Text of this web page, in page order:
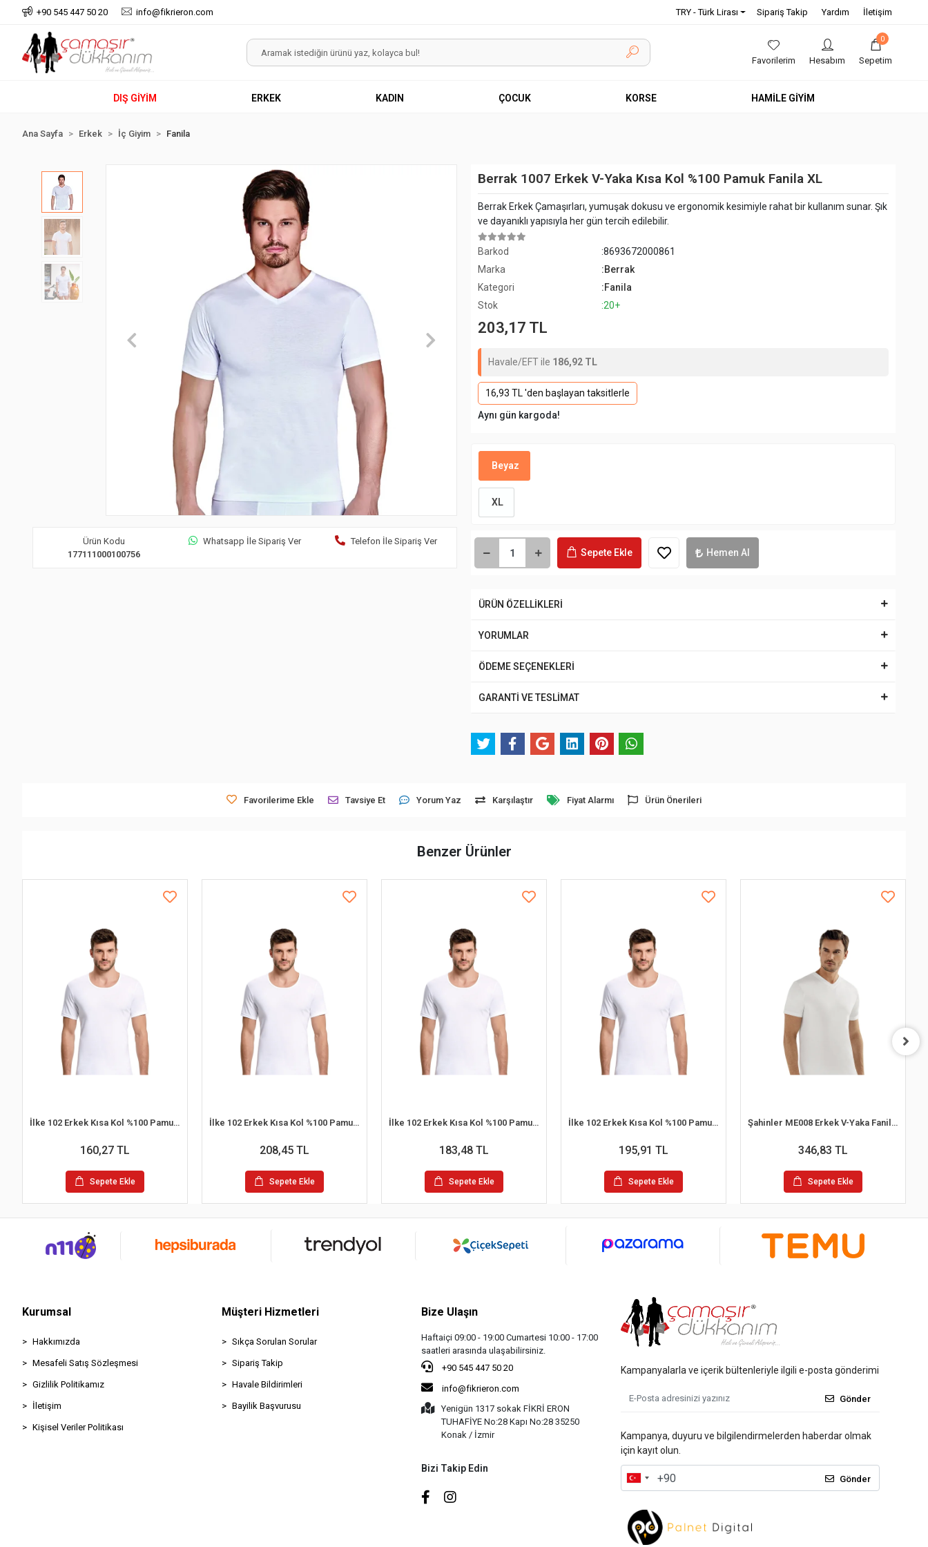
+90 545 447 50 20 info@fikrieron.com TRY - Türk Lirası Sipariş Takip Yardım İletişim
Favorilerim Hesabım
0
Sepetim
DIŞ GİYİM ERKEK KADIN ÇOCUK KORSE HAMİLE GİYİM
Ana Sayfa Erkek İç Giyim Fanila
Ürün Kodu
177111000100756
Whatsapp İle Sipariş Ver Telefon İle Sipariş Ver
Berrak 1007 Erkek V-Yaka Kısa Kol %100 Pamuk Fanila XL
Berrak Erkek Çamaşırları, yumuşak dokusu ve ergonomik kesimiyle rahat bir kullanım sunar. Şık
ve dayanıklı yapısıyla her gün tercih edilebilir.
Barkod
:8693672000861
Marka
:Berrak
Kategori
:Fanila
Stok
:20+
203,17 TL
Havale/EFT ile 186,92 TL
16,93 TL 'den başlayan taksitlerle
Aynı gün kargoda!
Beyaz
XL
Sepete Ekle Hemen Al
ÜRÜN ÖZELLİKLERİ
YORUMLAR
ÖDEME SEÇENEKLERİ
GARANTİ VE TESLİMAT
Favorilerime Ekle Tavsiye Et Yorum Yaz Karşılaştır Fiyat Alarmı Ürün Önerileri
Benzer Ürünler
İlke 102 Erkek Kısa Kol %100 Pamuk Atlet
160,27 TL
Sepete Ekle
İlke 102 Erkek Kısa Kol %100 Pamuk Atlet XL
208,45 TL
Sepete Ekle
İlke 102 Erkek Kısa Kol %100 Pamuk Atlet M
183,48 TL
Sepete Ekle
İlke 102 Erkek Kısa Kol %100 Pamuk Atlet L
195,91 TL
Sepete Ekle
Şahinler ME008 Erkek V-Yaka Fanila No:56 (XL)
346,83 TL
Sepete Ekle
Kurumsal
Hakkımızda
Mesafeli Satış Sözleşmesi
Gizlilik Politikamız
İletişim
Kişisel Veriler Politikası
Müşteri Hizmetleri
Sıkça Sorulan Sorular
Sipariş Takip
Havale Bildirimleri
Bayilik Başvurusu
Bize Ulaşın
Haftaiçi 09:00 - 19:00 Cumartesi 10:00 - 17:00
saatleri arasında ulaşabilirsiniz.
+90 545 447 50 20
info@fikrieron.com
Yenigün 1317 sokak FİKRİ ERON
TUHAFİYE No:28 Kapı No:28 35250
Konak / İzmir
Bizi Takip Edin
Kampanyalarla ve içerik bültenleriyle ilgili e-posta gönderimi
Gönder
Kampanya, duyuru ve bilgilendirmelerden haberdar olmak
için kayıt olun.
Gönder